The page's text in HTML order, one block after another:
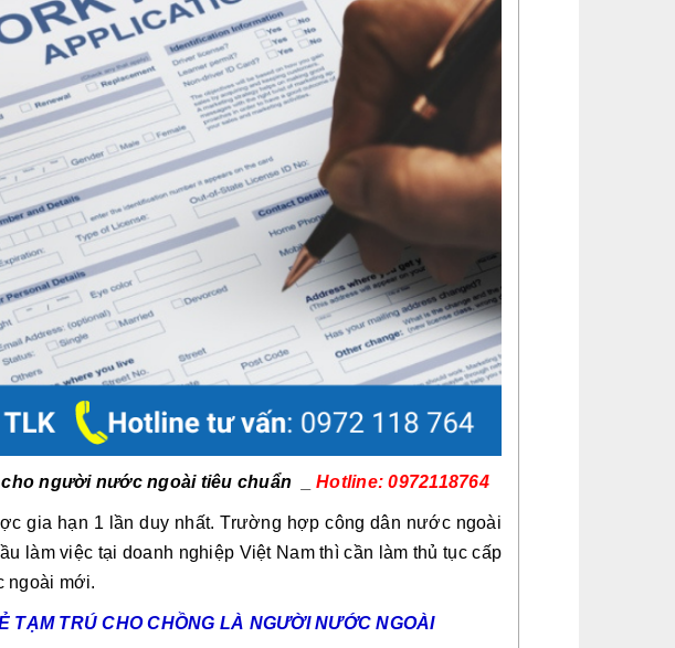
người nước ngoài tiêu chuẩn _ Hotline: 0972118764
gia hạn 1 lần duy nhất. Trường hợp công dân nước ngoài
làm việc tại doanh nghiệp Việt Nam thì cần làm thủ tục cấp
ngoài mới.
TẠM TRÚ CHO CHỒNG LÀ NGƯỜI NƯỚC NGOÀI